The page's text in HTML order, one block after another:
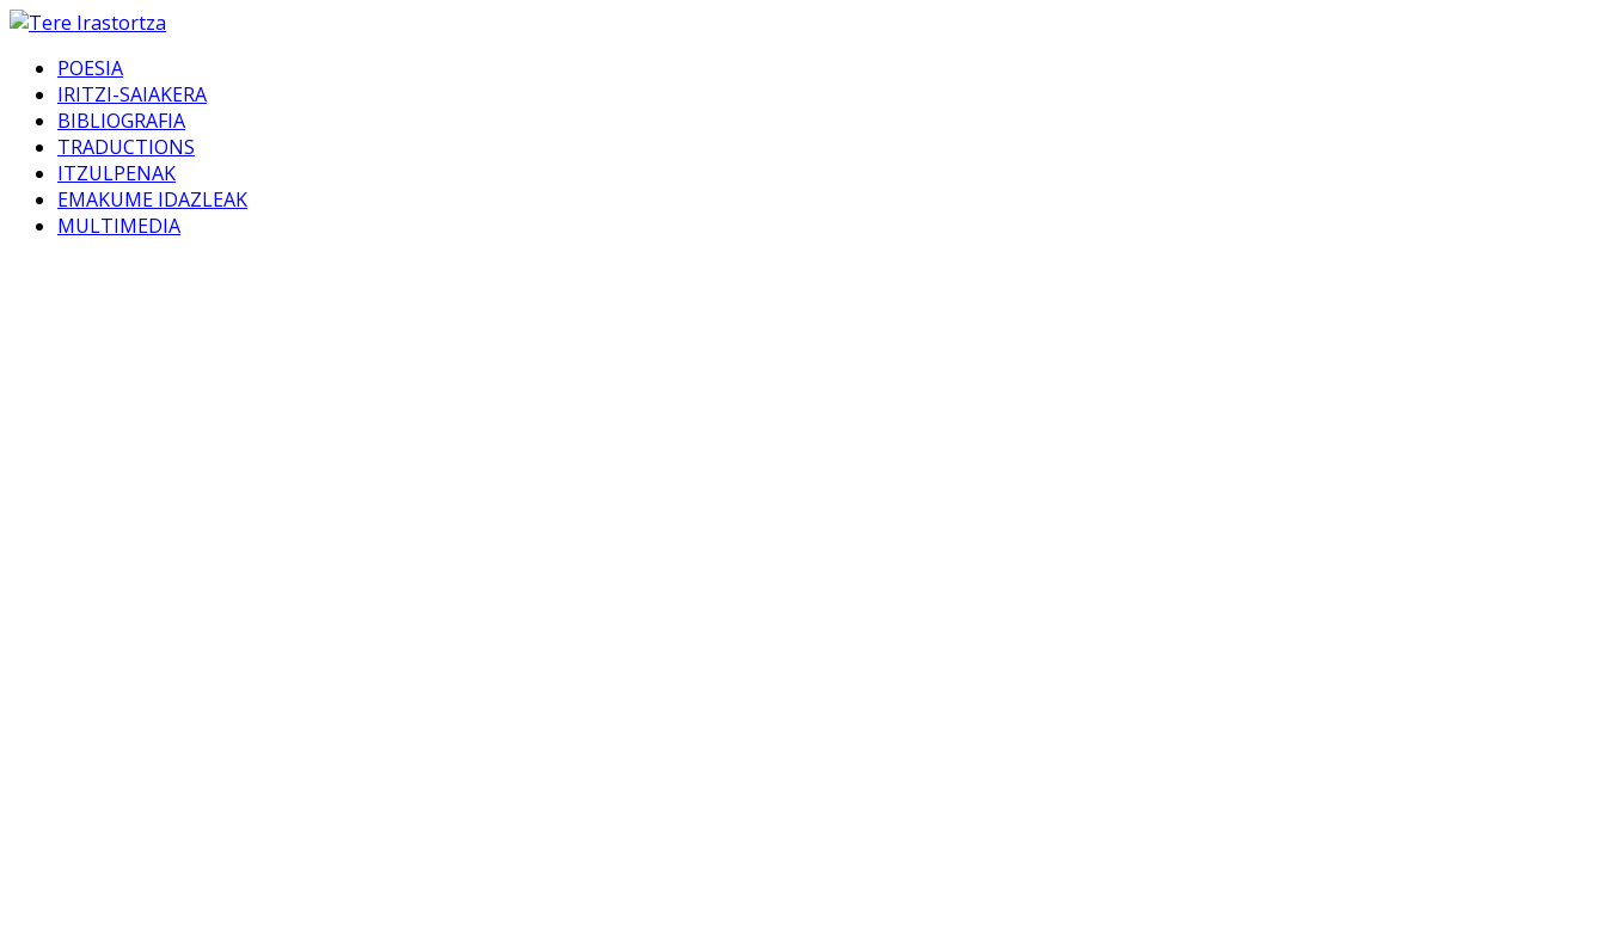
POESIA
IRITZI-SAIAKERA
BIBLIOGRAFIA
TRADUCTIONS
ITZULPENAK
EMAKUME IDAZLEAK
MULTIMEDIA